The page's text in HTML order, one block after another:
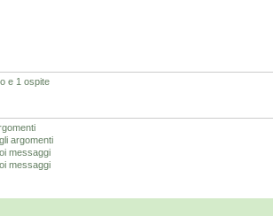
e 1 ospite
argomenti
messaggi
messaggi